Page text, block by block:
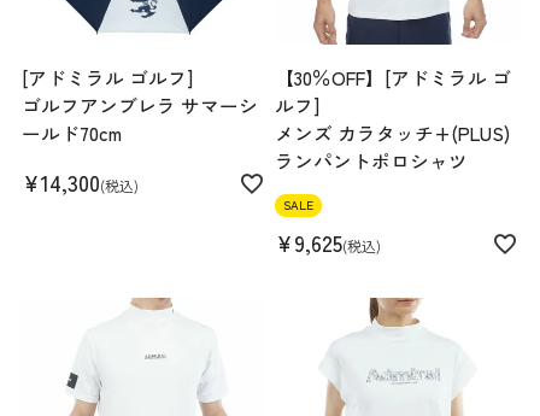
ステル96% ポリウレタン4%
機能
UVカット
[アドミラル ゴルフ]
ゴルフアンブレラ サマーシ
ールド70cm
¥14,300 税込
【30％OFF】[アドミラル ゴ
ルフ]
メンズ カラタッチ+(PLUS)
ランパントポロシャツ
SALE
¥9,625 税込